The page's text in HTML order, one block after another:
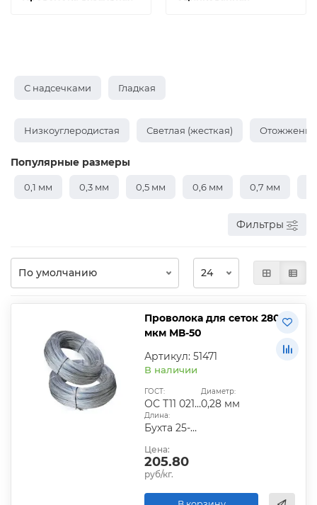
С надсечками Гладкая
Низкоуглеродистая Светлая (жесткая)
Популярные размеры
0,1 мм 0,3 мм 0,5 мм 0,6 мм 0,7 мм
Фильтры
Проволока для сеток 280
мкм МВ-50
Артикул: 51471
В наличии
ГОСТ:
ОС Т11 021.003-76
Диаметр:
0,28 мм
Длина:
Бухта 25-50 кг
Цена:
205.80
руб/кг.